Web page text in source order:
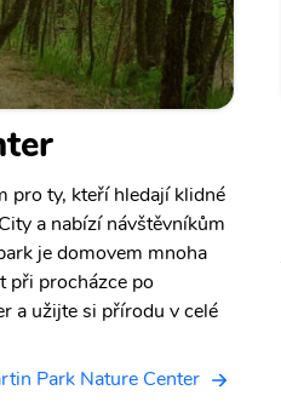
pro ty, kteří hledají klidné
a nabízí návštěvníkům
je domovem mnoha
při procházce po
a užijte si přírodu v celé
Park Nature Center